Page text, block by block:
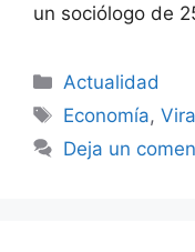
un sociólogo de
Categorías
Actualidad
Etiquetas
Economía,
Deja un